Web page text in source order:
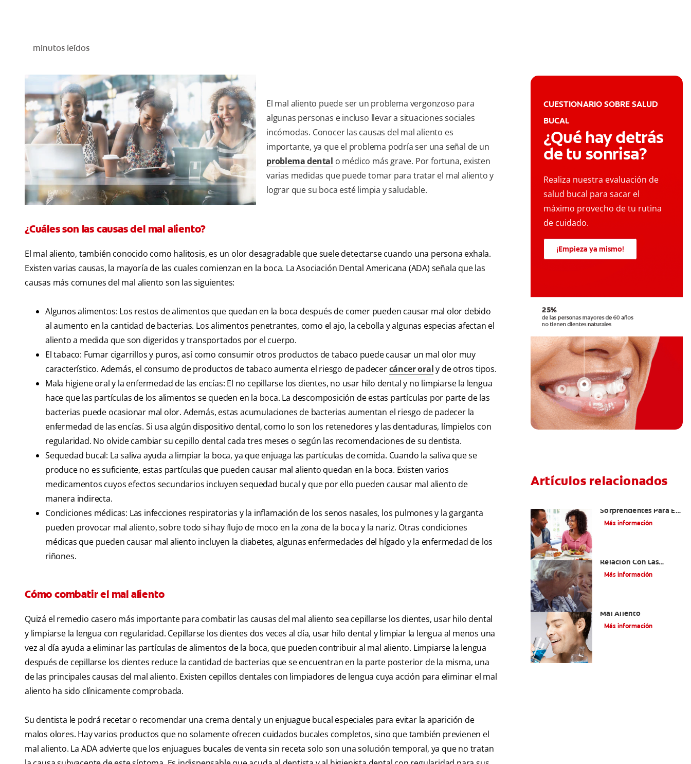
minutos leídos
El mal aliento puede ser un problema vergonzoso para
algunas personas e incluso llevar a situaciones sociales
incómodas. Conocer las causas del mal aliento es
importante, ya que el problema podría ser una señal de un
problema dental o médico más grave. Por fortuna, existen
varias medidas que puede tomar para tratar el mal aliento y
lograr que su boca esté limpia y saludable.
¿Cuáles son las causas del mal aliento?
El mal aliento, también conocido como halitosis, es un olor desagradable que suele detectarse cuando una persona exhala.
Existen varias causas, la mayoría de las cuales comienzan en la boca. La Asociación Dental Americana (ADA) señala que las
causas más comunes del mal aliento son las siguientes:
Algunos alimentos: Los restos de alimentos que quedan en la boca después de comer pueden causar mal olor debido
al aumento en la cantidad de bacterias. Los alimentos penetrantes, como el ajo, la cebolla y algunas especias afectan el
aliento a medida que son digeridos y transportados por el cuerpo.
El tabaco: Fumar cigarrillos y puros, así como consumir otros productos de tabaco puede causar un mal olor muy
característico. Además, el consumo de productos de tabaco aumenta el riesgo de padecercáncer oraly de otros tipos.
Mala higiene oral y la enfermedad de las encías: El no cepillarse los dientes, no usar hilo dental y no limpiarse la lengua
hace que las partículas de los alimentos se queden en la boca. La descomposición de estas partículas por parte de las
bacterias puede ocasionar mal olor. Además, estas acumulaciones de bacterias aumentan el riesgo de padecer la
enfermedad de las encías. Si usa algún dispositivo dental, como lo son los retenedores y las dentaduras, límpielos con
regularidad. No olvide cambiar su cepillo dental cada tres meses o según las recomendaciones de su dentista.
Sequedad bucal: La saliva ayuda a limpiar la boca, ya que enjuaga las partículas de comida. Cuando la saliva que se
produce no es suficiente, estas partículas que pueden causar mal aliento quedan en la boca. Existen varios
medicamentos cuyos efectos secundarios incluyen sequedad bucal y que por ello pueden causar mal aliento de
manera indirecta.
Condiciones médicas: Las infecciones respiratorias y la inflamación de los senos nasales, los pulmones y la garganta
pueden provocar mal aliento, sobre todo si hay flujo de moco en la zona de la boca y la nariz. Otras condiciones
médicas que pueden causar mal aliento incluyen la diabetes, algunas enfermedades del hígado y la enfermedad de los
riñones.
Cómo combatir el mal aliento
Quizá el remedio casero más importante para combatir las causas del mal aliento sea cepillarse los dientes, usar hilo dental
y limpiarse la lengua con regularidad. Cepillarse los dientes dos veces al día, usar hilo dental y limpiar la lengua al menos una
vez al día ayuda a eliminar las partículas de alimentos de la boca, que pueden contribuir al mal aliento. Limpiarse la lengua
después de cepillarse los dientes reduce la cantidad de bacterias que se encuentran en la parte posterior de la misma, una
de las principales causas del mal aliento. Existen cepillos dentales con limpiadores de lengua cuya acción para eliminar el mal
aliento ha sido clínicamente comprobada.
Su dentista le podrá recetar o recomendar una crema dental y un enjuague bucal especiales para evitar la aparición de
malos olores. Hay varios productos que no solamente ofrecen cuidados bucales completos, sino que también previenen el
mal aliento. La ADA advierte que los enjuagues bucales de venta sin receta solo son una solución temporal, ya que no tratan
CUESTIONARIO SOBRE SALUD
BUCAL
¿Qué hay detrás
de tu sonrisa?
Realiza nuestra evaluación de
salud bucal para sacar el
máximo provecho de tu rutina
de cuidado.
¡Empieza ya mismo!
Artículos relacionados
Sorprendentes Para El
Mal Aliento En Los
Más información
Relación Con Las
Enfermedades Orales Y
Más información
Mal Aliento
Más información